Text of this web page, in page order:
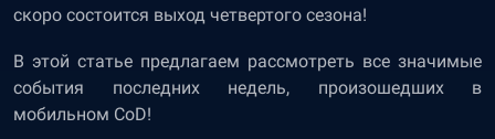
скоро состоится выход четвертого сезона!
В этой статье предлагаем рассмотреть все значимые
события последних недель, произошедших в
мобильном CoD!